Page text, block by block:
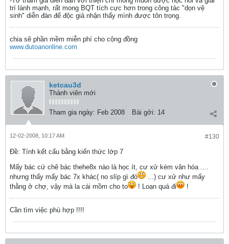
trí lành mạnh, rất mong BQT tích cực hơn trong công tác "dọn vệ
sinh" diễn đàn để độc giả nhận thấy mình được tôn trọng.
chia sẽ phần mềm miễn phí cho cộng đồng
www.dutoanonline.com
ketcau3d
Thành viên mới
Tham gia ngày: Feb 2008 Bài gởi: 14
#130
12-02-2008, 10:17 AM
Ðề: Tính kết cấu bằng kiến thức lớp 7
Mấy bác cứ chê bác thehe8x nào là học ít, cư xử kém văn hóa ....
nhưng thấy mấy bác 7x khác( no slíp gì đó
...) cư xử như mấy
thằng ở chợ, vậy mà la cái mồm cho to
! Loạn quá đi !
Cần tìm việc phù hợp !!!!